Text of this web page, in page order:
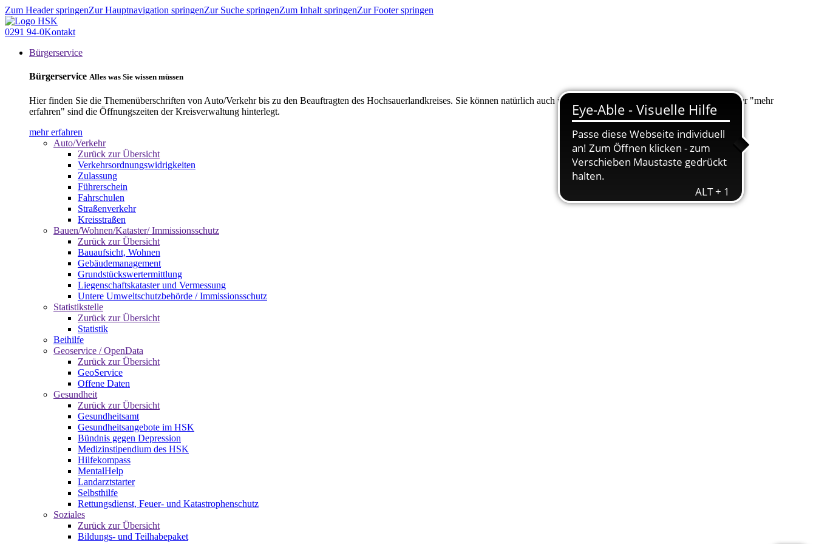
Zum Header springenZur Hauptnavigation springenZur Suche springenZum Inhalt springenZur Footer springen
0291 94-0Kontakt
Bürgerservice
Bürgerservice Alles was Sie wissen müssen
Hier finden Sie die Themenüberschriften von Auto/Verkehr bis zu den Beauftragten des Hochsauerlandkreises. Sie können natürlich auch über "Suche" nach Ihrem Anliegen suchen. Unter "mehr
erfahren" sind die Öffnungszeiten der Kreisverwaltung hinterlegt.
mehr erfahren
Auto/Verkehr
Zurück zur Übersicht
Verkehrsordnungswidrigkeiten
Zulassung
Führerschein
Fahrschulen
Straßenverkehr
Kreisstraßen
Bauen/Wohnen/Kataster/ Immissionsschutz
Zurück zur Übersicht
Bauaufsicht, Wohnen
Gebäudemanagement
Grundstückswertermittlung
Liegenschaftskataster und Vermessung
Untere Umweltschutzbehörde / Immissionsschutz
Statistikstelle
Zurück zur Übersicht
Statistik
Beihilfe
Geoservice / OpenData
Zurück zur Übersicht
GeoService
Offene Daten
Gesundheit
Zurück zur Übersicht
Gesundheitsamt
Gesundheitsangebote im HSK
Bündnis gegen Depression
Medizinstipendium des HSK
Hilfekompass
MentalHelp
Landarztstarter
Selbsthilfe
Rettungsdienst, Feuer- und Katastrophenschutz
Soziales
Zurück zur Übersicht
Bildungs- und Teilhabepaket